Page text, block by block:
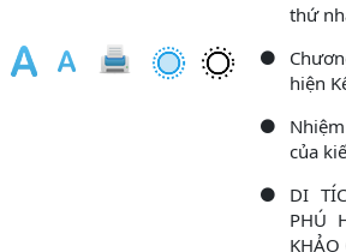
thứ
hiện
của
DI
PHÚ
KHẢO